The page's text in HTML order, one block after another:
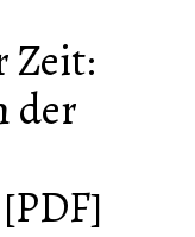
Zeit:
der